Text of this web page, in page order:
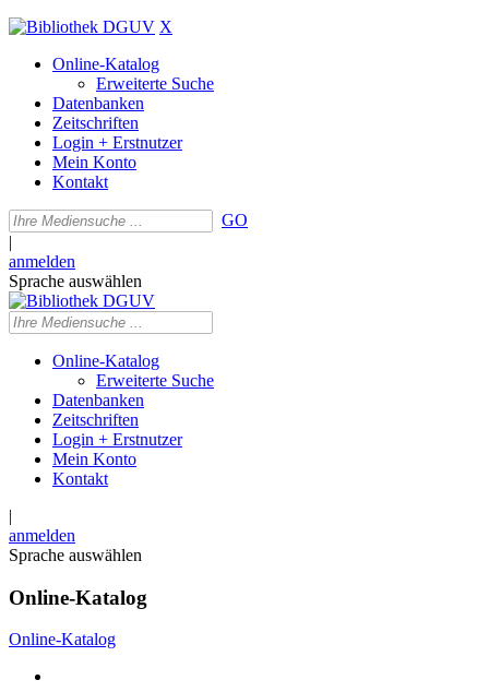
X
Online-Katalog
Erweiterte Suche
Datenbanken
Zeitschriften
Login + Erstnutzer
Mein Konto
Kontakt
GO
|
anmelden
Sprache auswählen
Online-Katalog
Erweiterte Suche
Datenbanken
Zeitschriften
Login + Erstnutzer
Mein Konto
Kontakt
|
anmelden
Sprache auswählen
Online-Katalog
Online-Katalog